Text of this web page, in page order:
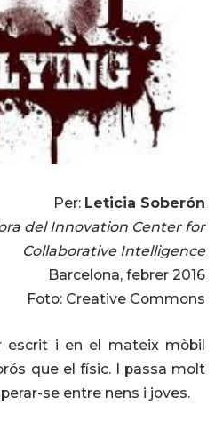
Per: Leticia Soberón
del Innovation Center for
Collaborative Intelligence
Barcelona, febrer 2016
Foto: Creative Commons
escrit i en el mateix mòbil
que el físic. I passa molt
se entre nens i joves.